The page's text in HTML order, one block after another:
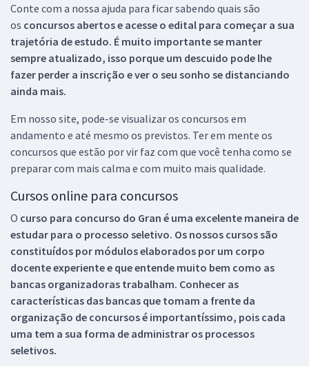
Conte com a nossa ajuda para ficar sabendo quais são
os concursos abertos e acesse o edital para começar a sua
trajetória de estudo. É muito importante se manter
sempre atualizado, isso porque um descuido pode lhe
fazer perder a inscrição e ver o seu sonho se distanciando
ainda mais.
Em nosso site, pode-se visualizar os concursos em
andamento e até mesmo os previstos. Ter em mente os
concursos que estão por vir faz com que você tenha como se
preparar com mais calma e com muito mais qualidade.
Cursos online para concursos
O curso para concurso do Gran é uma excelente maneira de
estudar para o processo seletivo. Os nossos cursos são
constituídos por módulos elaborados por um corpo
docente experiente e que entende muito bem como as
bancas organizadoras trabalham. Conhecer as
características das bancas que tomam a frente da
organização de concursos é importantíssimo, pois cada
uma tem a sua forma de administrar os processos
seletivos.